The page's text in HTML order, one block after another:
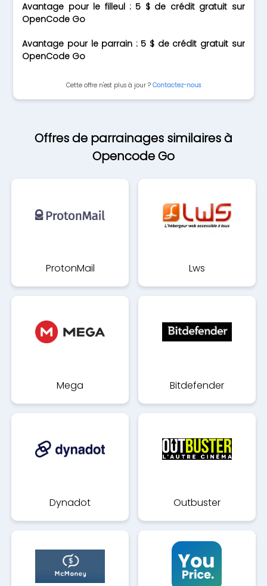
Avantage pour le filleul : 5 $ de crédit gratuit sur
OpenCode Go
Avantage pour le parrain : 5 $ de crédit gratuit sur
OpenCode Go
Cette offre n'est plus à jour ? Contactez-nous
Offres de parrainages similaires à
Opencode Go
ProtonMail Lws
Mega Bitdefender
Dynadot Outbuster